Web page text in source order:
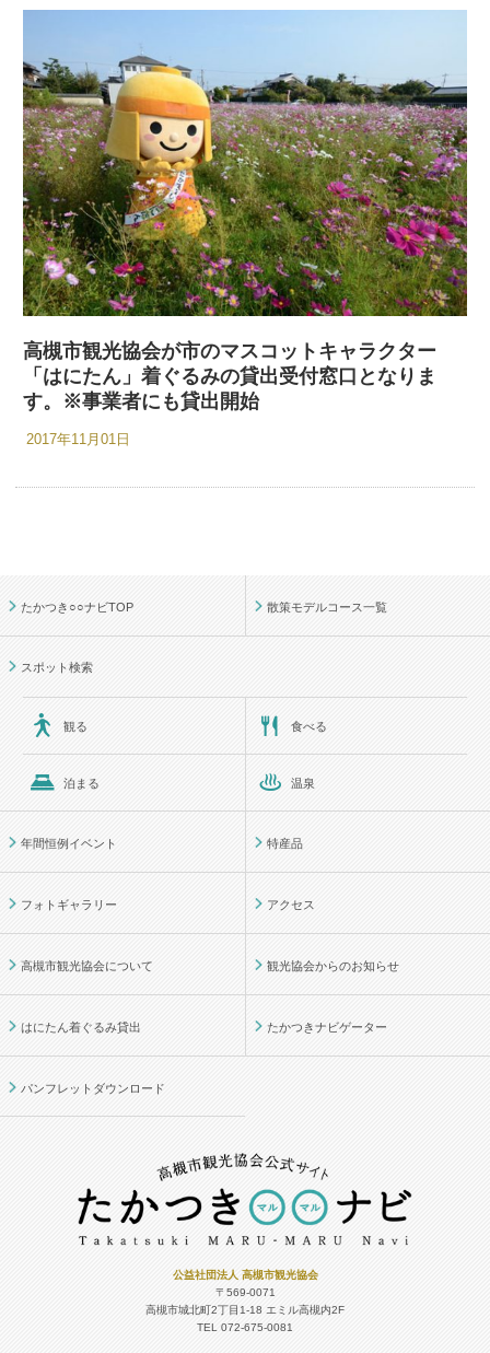
高槻市観光協会が市のマスコットキャラクター
「はにたん」着ぐるみの貸出受付窓口となりま
す。※事業者にも貸出開始
2017年11月01日
たかつき○○ナビTOP 散策モデルコース一覧
スポット検索
観る 食べる
泊まる 温泉
年間恒例イベント 特産品
フォトギャラリー アクセス
高槻市観光協会について 観光協会からのお知らせ
はにたん着ぐるみ貸出 たかつきナビゲーター
パンフレットダウンロード
公益社団法人 高槻市観光協会
〒569-0071
高槻市城北町2丁目1-18 エミル高槻内2F
TEL 072-675-0081